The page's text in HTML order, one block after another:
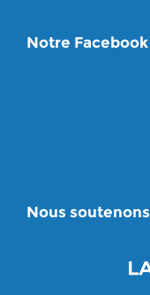
Notre Facebook
Nous soutenons